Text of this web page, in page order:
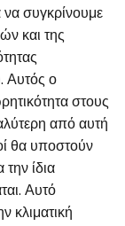
συγκρίνουμε
και της
Αυτός ο
στους
από αυτή
θα υποστούν
ίδια
Αυτό
κλιματική